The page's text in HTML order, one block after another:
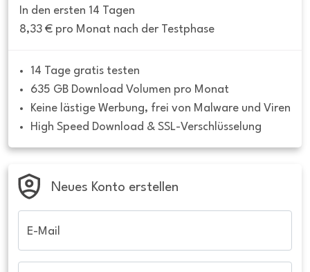
In den ersten 14 Tagen
8,33 € pro Monat nach der Testphase
14 Tage gratis testen
635 GB Download Volumen pro Monat
Keine lästige Werbung, frei von Malware und Viren
High Speed Download & SSL-Verschlüsselung
Neues Konto erstellen
E-Mail